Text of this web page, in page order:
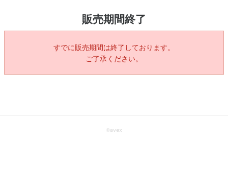
販売期間終了
すでに販売期間は終了しております。
ご了承ください。
© avex